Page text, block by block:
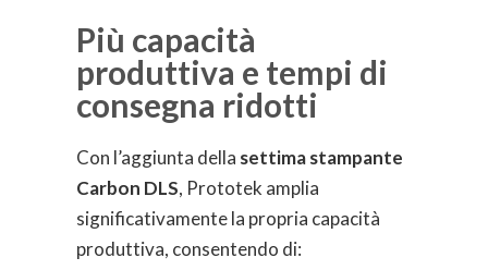
Più capacità
produttiva e tempi di
consegna ridotti
Con l’aggiunta della settima stampante
Carbon DLS, Prototek amplia
significativamente la propria capacità
produttiva, consentendo di: